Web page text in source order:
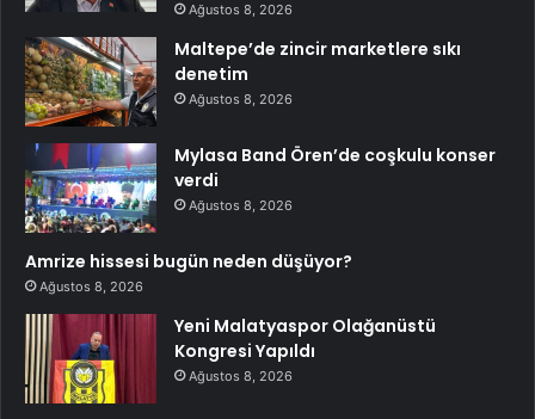
Ağustos 8, 2026
Maltepe’de zincir marketlere sıkı
denetim
Ağustos 8, 2026
Mylasa Band Ören’de coşkulu konser
verdi
Ağustos 8, 2026
Amrize hissesi bugün neden düşüyor?
Ağustos 8, 2026
Yeni Malatyaspor Olağanüstü
Kongresi Yapıldı
Ağustos 8, 2026